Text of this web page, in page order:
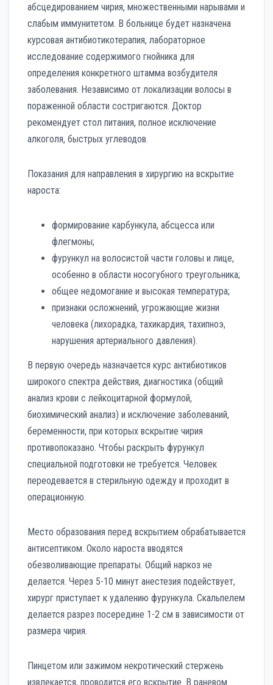
абсцедированием чирия, множественными нарывами и
слабым иммунитетом. В больнице будет назначена
курсовая антибиотикотерапия, лабораторное
исследование содержимого гнойника для
определения конкретного штамма возбудителя
заболевания. Независимо от локализации волосы в
пораженной области состригаются. Доктор
рекомендует стол питания, полное исключение
алкоголя, быстрых углеводов.
Показания для направления в хирургию на вскрытие
нароста:
формирование карбункула, абсцесса или
флегмоны;
фурункул на волосистой части головы и лице,
особенно в области носогубного треугольника;
общее недомогание и высокая температура;
признаки осложнений, угрожающие жизни
человека (лихорадка, тахикардия, тахипноэ,
нарушения артериального давления).
В первую очередь назначается курс антибиотиков
широкого спектра действия, диагностика (общий
анализ крови с лейкоцитарной формулой,
биохимический анализ) и исключение заболеваний,
беременности, при которых вскрытие чирия
противопоказано. Чтобы раскрыть фурункул
специальной подготовки не требуется. Человек
переодевается в стерильную одежду и проходит в
операционную.
Место образования перед вскрытием обрабатывается
антисептиком. Около нароста вводятся
обезволивающие препараты. Общий наркоз не
делается. Через 5-10 минут анестезия подействует,
хирург приступает к удалению фурункула. Скальпелем
делается разрез посередине 1-2 см в зависимости от
размера чирия.
Пинцетом или зажимом некротический стержень
извлекается, проводится его вскрытие. В раневом